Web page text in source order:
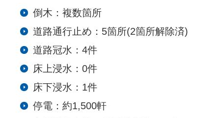
倒木：複数箇所
道路通行止め：5箇所(2箇所解除済)
道路冠水：4件
床上浸水：0件
床下浸水：1件
停電：約1,500軒